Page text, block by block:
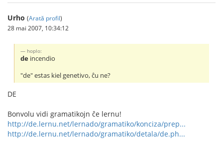
Urho (Arată profil)
28 mai 2007, 10:34:12
hoplo:
de incendio
"de" estas kiel genetivo, ĉu ne?
DE
Bonvolu vidi gramatikojn ĉe lernu!
http://de.lernu.net/lernado/gramatiko/konciza/prep...
http://de.lernu.net/lernado/gramatiko/detala/de.ph...